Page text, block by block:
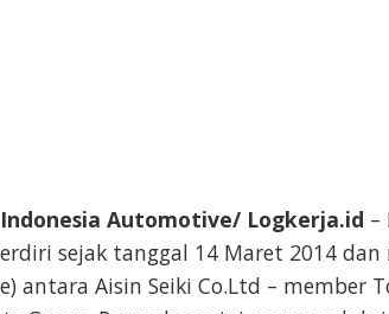
Automotive/ Logkerja.id –
sejak tanggal 14 Maret 2014 dan
antara Aisin Seiki Co.Ltd – member